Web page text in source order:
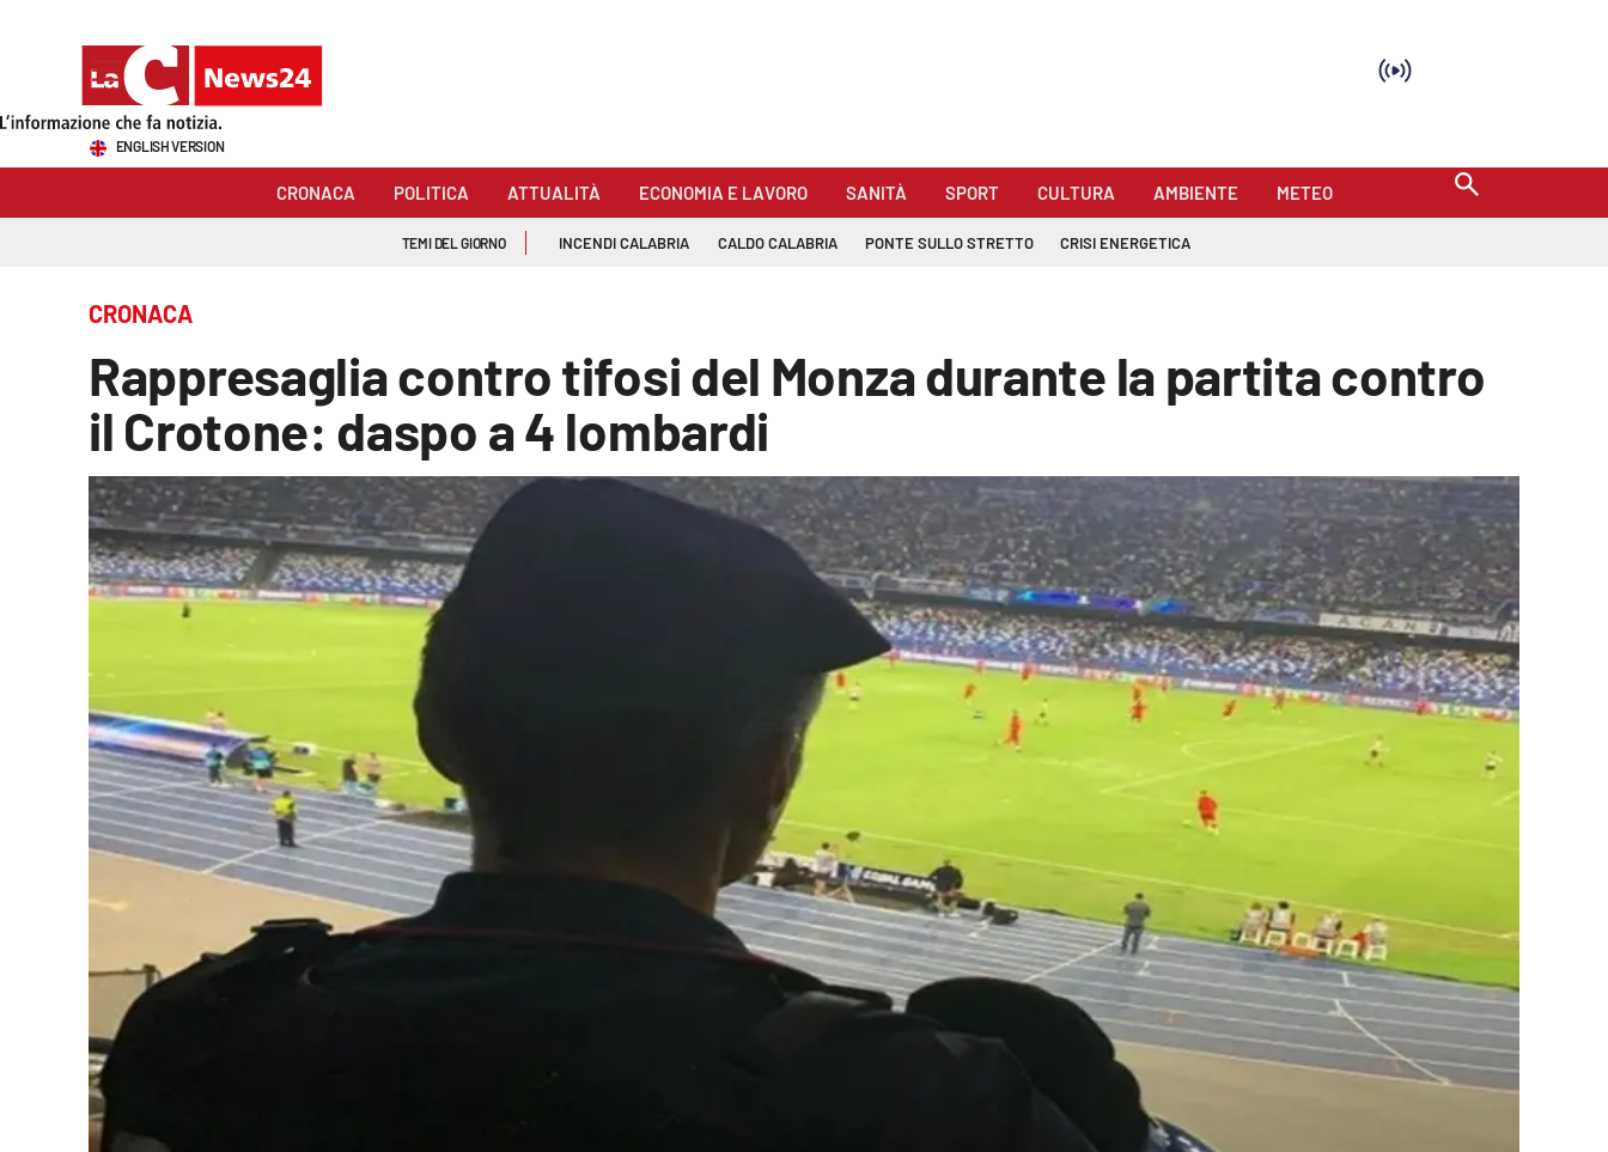
Sezioni
Economia e lavoro
Economia e Lavoro
ENGLISH VERSION
CRONACA POLITICA ATTUALITÀ ECONOMIA E LAVORO SANITÀ SPORT CULTURA AMBIENTE METEO
TEMI DEL GIORNO INCENDI CALABRIA CALDO CALABRIA PONTE SULLO STRETTO CRISI ENERGETICA
CRONACA
Rappresaglia contro tifosi del Monza durante la partita contro
il Crotone: daspo a 4 lombardi